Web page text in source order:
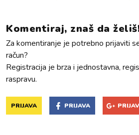
Komentiraj, znaš da
Za komentiranje je potrebno prijaviti
račun?
Registracija je brza i jednostavna,
raspravu.
PRIJAVA PRIJAVA